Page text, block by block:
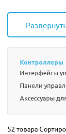
Контроллеры
Интерфейсы
Панели
Аксессуары
52 товара